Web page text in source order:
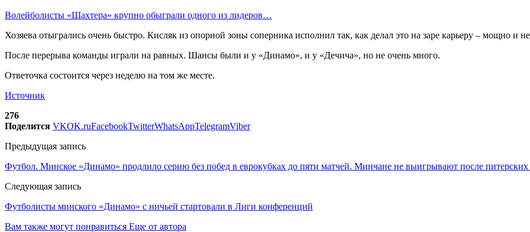
Волейболисты «Шахтера» крупно обыграли одного из лидеров…
Хозяева отыгрались очень быстро. Кисляк из опорной зоны соперника исполнил так, как делал это на заре карьеру – мощно и
После перерыва команды играли на равных. Шансы были и у «Динамо», и у «Дечича», но не очень много.
Ответочка состоится через неделю на том же месте.
Источник
276
Поделится VKOK.ruFacebookTwitterWhatsAppTelegramViber
Предыдущая запись
Футбол. Минское «Динамо» продлило серию без побед в еврокубках до пяти матчей. Минчане не выигрывают после
Следующая запись
Футболисты минского «Динамо» с ничьей стартовали в Лиги конференций
Вам также могут понравиться Еще от автора